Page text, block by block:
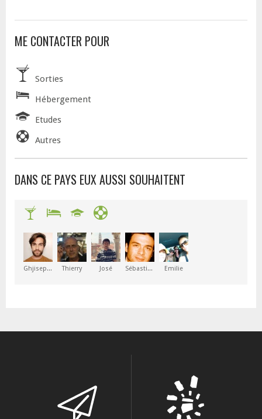
ME CONTACTER POUR
Sorties
Hébergement
Etudes
Autres
DANS CE PAYS EUX AUSSI SOUHAITENT
Ghjiseppu Thierry José Sébastien Emilie